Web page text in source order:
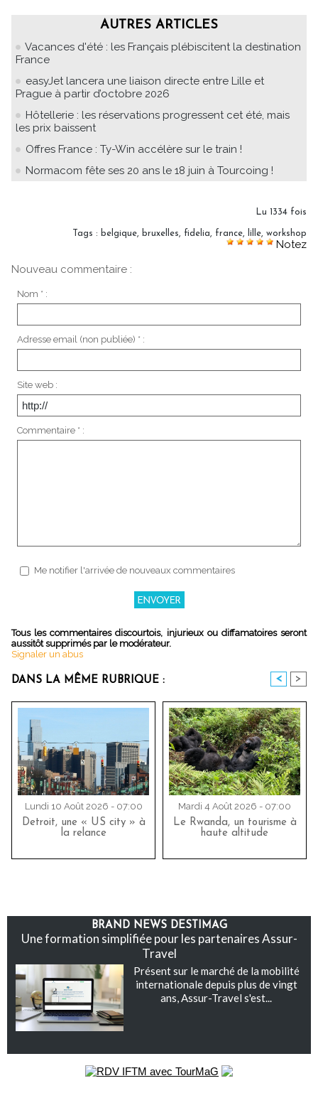
AUTRES ARTICLES
Vacances d'été : les Français plébiscitent la destination
France
easyJet lancera une liaison directe entre Lille et
Prague à partir d’octobre 2026
Hôtellerie : les réservations progressent cet été, mais
les prix baissent
Offres France : Ty-Win accélère sur le train !
Normacom fête ses 20 ans le 18 juin à Tourcoing !
Lu 1334 fois
Tags : belgique bruxelles fidelia france lille workshop
Notez
Nouveau commentaire :
Nom * :
Adresse email (non publiée) * :
Site web :
Commentaire * :
Me notifier l'arrivée de nouveaux commentaires
Tous les commentaires discourtois, injurieux ou diffamatoires seront
aussitôt supprimés par le modérateur.
Signaler un abus
DANS LA MÊME RUBRIQUE : < >
Lundi 10 Août 2026 - 07:00
Detroit, une « US city » à
la relance
Mardi 4 Août 2026 - 07:00
Le Rwanda, un tourisme à
haute altitude
BRAND NEWS DESTIMAG
Une formation simplifiée pour les partenaires Assur-
Travel
Présent sur le marché de la mobilité
internationale depuis plus de vingt
ans, Assur-Travel s'est...